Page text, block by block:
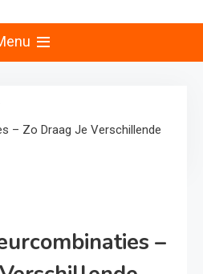
&
–
en
pedicure, schoenmassage en
voor optimale voetverzorging en
– Zo Draag Je Verschillende
–